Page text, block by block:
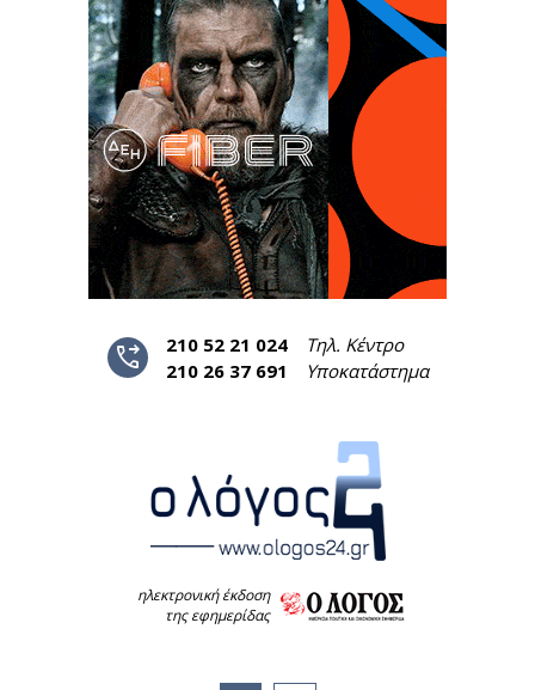
phone_forwarded 210 52 21 024
Τηλ. Κέντρο
210 26 37 691
Υποκατάστημα
ηλεκτρονική έκδοση
της εφημερίδας